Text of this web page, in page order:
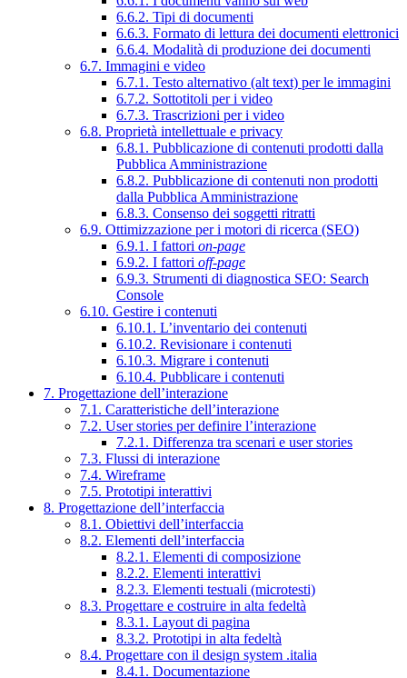
6.6.2. Tipi di documenti
6.6.3. Formato di lettura dei documenti elettronici
6.6.4. Modalità di produzione dei documenti
6.7. Immagini e video
6.7.1. Testo alternativo (alt text) per le immagini
6.7.2. Sottotitoli per i video
6.7.3. Trascrizioni per i video
6.8. Proprietà intellettuale e privacy
6.8.1. Pubblicazione di contenuti prodotti dalla
Pubblica Amministrazione
6.8.2. Pubblicazione di contenuti non prodotti
dalla Pubblica Amministrazione
6.8.3. Consenso dei soggetti ritratti
6.9. Ottimizzazione per i motori di ricerca (SEO)
6.9.1. I fattori on-page
6.9.2. I fattori off-page
6.9.3. Strumenti di diagnostica SEO: Search
Console
6.10. Gestire i contenuti
6.10.1. L’inventario dei contenuti
6.10.2. Revisionare i contenuti
6.10.3. Migrare i contenuti
6.10.4. Pubblicare i contenuti
7. Progettazione dell’interazione
7.1. Caratteristiche dell’interazione
7.2. User stories per definire l’interazione
7.2.1. Differenza tra scenari e user stories
7.3. Flussi di interazione
7.4. Wireframe
7.5. Prototipi interattivi
8. Progettazione dell’interfaccia
8.1. Obiettivi dell’interfaccia
8.2. Elementi dell’interfaccia
8.2.1. Elementi di composizione
8.2.2. Elementi interattivi
8.2.3. Elementi testuali (microtesti)
8.3. Progettare e costruire in alta fedeltà
8.3.1. Layout di pagina
8.3.2. Prototipi in alta fedeltà
8.4. Progettare con il design system .italia
8.4.1. Documentazione